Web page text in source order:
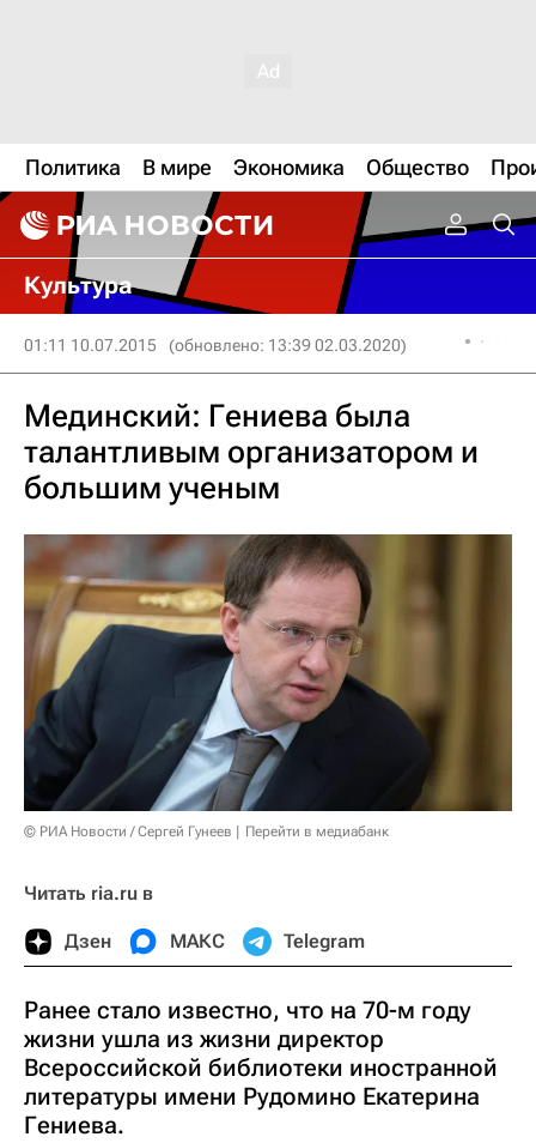
Политика В мире Экономика Общество
Культура
01:11 10.07.2015 (обновлено: 13:39 02.03.2020)
Мединский: Гениева была
талантливым организатором и
большим ученым
© РИА Новости / Сергей Гунеев Перейти в медиабанк
Читать ria.ru в
Дзен МАКС Telegram
Ранее стало известно, что на 70-м году
жизни ушла из жизни директор
Всероссийской библиотеки иностранной
литературы имени Рудомино Екатерина
Гениева.